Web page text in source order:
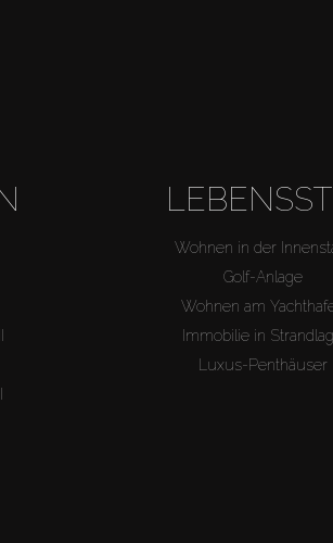
Wohnen in der
Golf-Anlage
Wohnen am
Immobilie in
Luxus-Penthäuser